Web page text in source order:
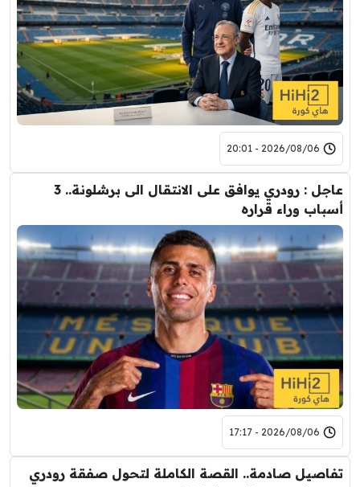
2026/08/06 - 20:01
عاجل : رودري يوافق على الانتقال الى برشلونة.. 3
أسباب وراء قراره
2026/08/06 - 17:17
تفاصيل صادمة.. القصة الكاملة لتحول صفقة رودري